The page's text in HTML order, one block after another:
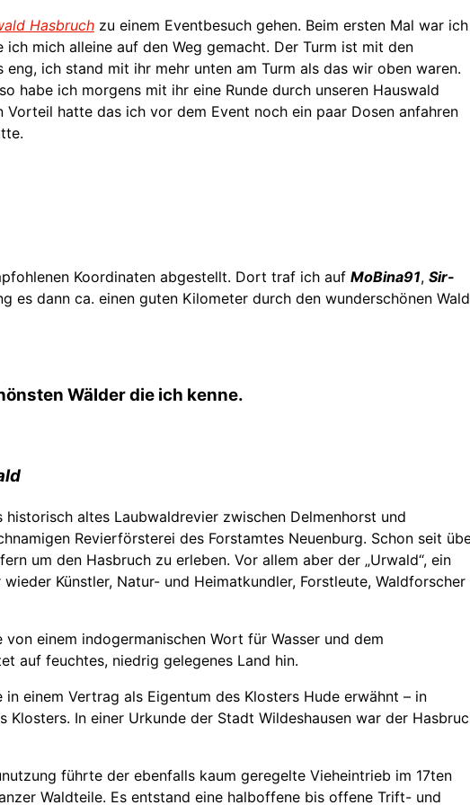
Hasbruch zu einem Eventbesuch gehen. Beim ersten Mal war ich
mich alleine auf den Weg gemacht. Der Turm ist mit den
ich stand mit ihr mehr unten am Turm als das wir oben waren.
habe ich morgens mit ihr eine Runde durch unseren Hauswald
hatte das ich vor dem Event noch ein paar Dosen anfahren
Koordinaten abgestellt. Dort traf ich auf MoBina91, Sir-
es dann ca. einen guten Kilometer durch den wunderschönen Wald
Wälder die ich kenne.
altes Laubwaldrevier zwischen Delmenhorst und
Revierförsterei des Forstamtes Neuenburg. Schon seit
um den Hasbruch zu erleben. Vor allem aber der „Urwald“, ein
Künstler, Natur- und Heimatkundler, Forstleute, Waldforscher
einem indogermanischen Wort für Wasser und dem
auf feuchtes, niedrig gelegenes Land hin.
einem Vertrag als Eigentum des Klosters Hude erwähnt – in
In einer Urkunde der Stadt Wildeshausen war der
führte der ebenfalls kaum geregelte Vieheintrieb im 17ten
Waldteile. Es entstand eine halboffene bis offene Trift- und